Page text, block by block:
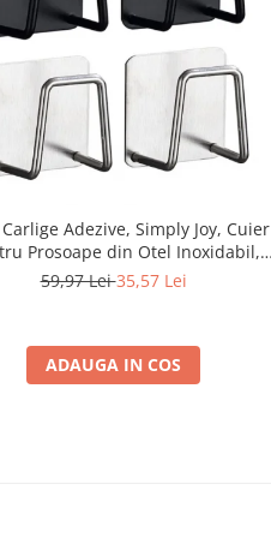
Adezive, Simply Joy, Cuier
Prosoape din Otel Inoxidabil,
Usoara fara Gaurire, Rezistent
59,97 Lei35,57 Lei
ADAUGA IN COS